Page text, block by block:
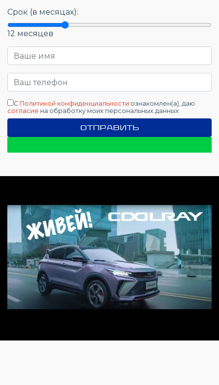
Срок (в месяцах):
12 месяцев
С Политикой конфиденциальности ознакомлен(а), даю
согласие на обработку моих персональных данных